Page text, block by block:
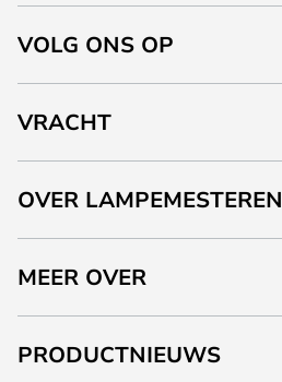
VOLG ONS OP
VRACHT
OVER LAMPEMESTEREN
MEER OVER
PRODUCTNIEUWS